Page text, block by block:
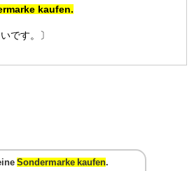
kaufen.
です。〕
Sondermarke kaufen.